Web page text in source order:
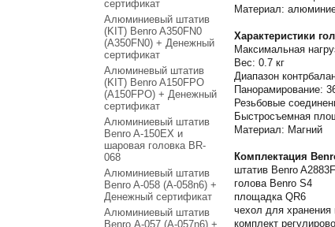
Материал:
Характеристики
Максимальная
Вес: 0.7 кг
Диапазон
Панорамирование:
Резьбовые
Быстросъемная
Материал: Магний
Комплектация
штатив Benro A2883F
голова Benro S4
площадка QR6
чехол для хранения
комплект
сертификат
Алюминиевый штатив
(KIT) Benro A350FN0
(A350FN0) + Денежный
сертификат
Алюминевый штатив
(KIT) Benro A150FPO
(A150FPO) + Денежный
сертификат
Алюминиевый штатив
Benro A-150EX и
шаровая головка BR-
068
Алюминиевый штатив
Benro A-058 (A-058n6) +
Денежный сертификат
Алюминиевый штатив
Benro А-057 (A-057n6) +